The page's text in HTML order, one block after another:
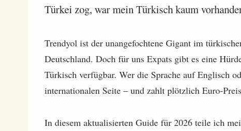
Türkei zog, war mein Türkisch kaum
Trendyol ist der unangefochtene Gigant im
Deutschland. Doch für uns Expats gibt es eine
Türkisch verfügbar. Wer die Sprache auf Englisch
internationalen Seite – und zahlt plötzlich Euro-
In diesem aktualisierten Guide für 2026 teile ich